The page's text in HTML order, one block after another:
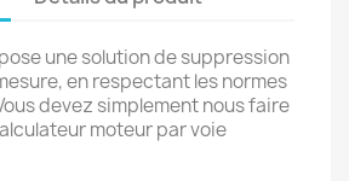
une solution de suppression
en respectant les normes
devez simplement nous faire
moteur par voie